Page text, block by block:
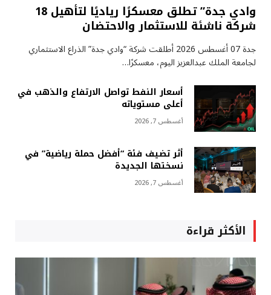
وادي جدة” تطلق معسكرًا رياديًا لتأهيل 18
شركة ناشئة للاستثمار والاحتضان
جدة 07 أغسطس 2026 أطلقت شركة “وادي جدة” الذراع الاستثماري
لجامعة الملك عبدالعزيز اليوم، معسكرًا…
أسعار النفط تواصل الارتفاع والذهب في
أعلى مستوياته
أغسطس 7, 2026
أثر تضيف فئة “أفضل حملة رياضية” في
نسختها الجديدة
أغسطس 7, 2026
الأكثر قراءة